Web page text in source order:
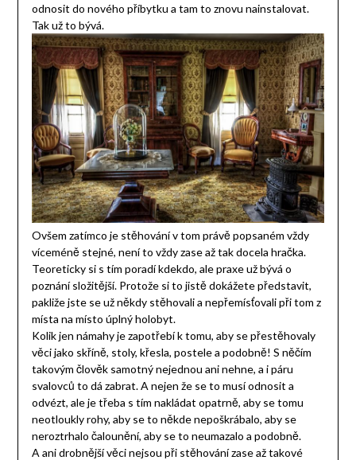
odnosit do nového příbytku a tam to znovu nainstalovat.
Tak už to bývá.
Ovšem zatímco je stěhování v tom právě popsaném vždy
víceméně stejné, není to vždy zase až tak docela hračka.
Teoreticky si s tím poradí kdekdo, ale praxe už bývá o
poznání složitější. Protože si to jistě dokážete představit,
pakliže jste se už někdy stěhovali a nepřemísťovali při tom z
místa na místo úplný holobyt.
Kolik jen námahy je zapotřebí k tomu, aby se přestěhovaly
věci jako skříně, stoly, křesla, postele a podobně! S něčím
takovým člověk samotný nejednou ani nehne, a i páru
svalovců to dá zabrat. A nejen že se to musí odnosit a
odvézt, ale je třeba s tím nakládat opatrně, aby se tomu
neotloukly rohy, aby se to někde nepoškrábalo, aby se
neroztrhalo čalounění, aby se to neumazalo a podobně.
A ani drobnější věci nejsou při stěhování zase až takové